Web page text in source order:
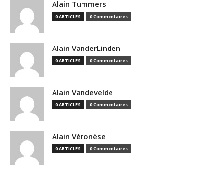
Alain Tummers
0 ARTICLES 0 Commentaires
Alain VanderLinden
0 ARTICLES 0 Commentaires
Alain Vandevelde
0 ARTICLES 0 Commentaires
Alain Véronèse
0 ARTICLES 0 Commentaires